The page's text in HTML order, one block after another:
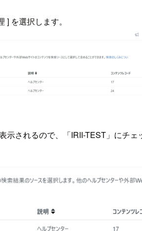
] を選択します。
されるので、「IRII-TEST」にチェ